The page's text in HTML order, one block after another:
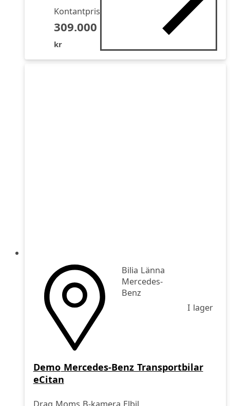
Kontantpris
309.000
kr
Bilia Länna
Mercedes-
Benz
I lager
Demo Mercedes-Benz Transportbilar
eCitan